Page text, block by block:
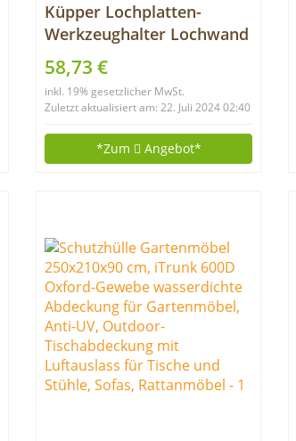
Küpper Lochplatten-
Werkzeughalter Lochwand
1200 x 600 mm silber 3 tlg.
Euro Lochung inkl. 12
Haken
58,73 €
inkl. 19% gesetzlicher MwSt.
Zuletzt aktualisiert am: 22. Juli 2024 02:40
*Zum Angebot*